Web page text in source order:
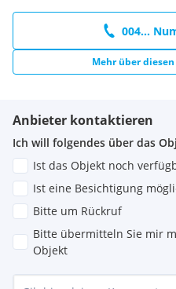
004...
Mehr über
Anbieter kontaktieren
Ich will folgendes über das
Ist das Objekt noch
Ist eine Besichtigung
Bitte um Rückruf
Bitte übermitteln Sie mir
Objekt